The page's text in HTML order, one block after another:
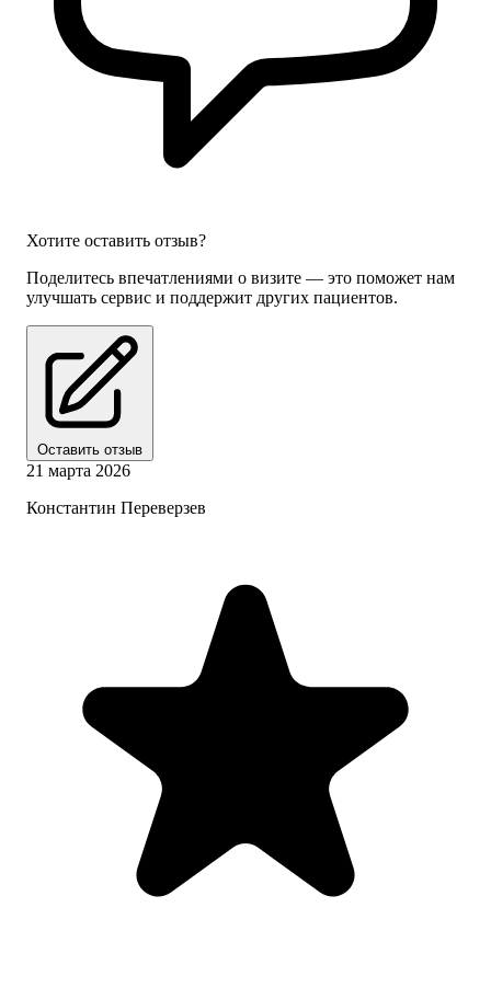
Хотите оставить отзыв?
Поделитесь впечатлениями о визите — это поможет нам
улучшать сервис и поддержит других пациентов.
Оставить отзыв
21 марта 2026
Константин Переверзев